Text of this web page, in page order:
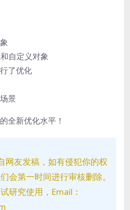
自定义对象
了优化
景
全新优化水平！
网友发稿，如有侵犯你的权
会第一时间进行审核删除。
研究使用，Email：